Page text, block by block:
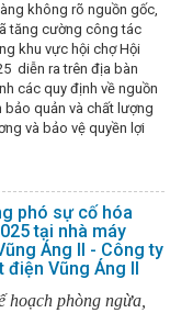
về phát triển công
bị hiện đại
Bộ
lực (sửa đổi)
triển khai Nghị
tại Hội nghị kết nối
với doanh nghiệp
ứng phó với mưa
lý rủi ro trong khai
thủ tục hành chính,
AI đã “rất thật” ở
vốn đầu tư hơn 200
trương chuyên trang
nâng cao chất
sở hữu một Sổ sức
không rõ nguồn gốc,
tăng cường công tác
khu vực hội chợ Hội
diễn ra trên địa bàn
các quy định về nguồn
bảo quản và chất lượng
và bảo vệ quyền lợi
phó sự cố hóa
tại nhà máy
Áng II - Công ty
điện Vũng Áng II
hoạch phòng ngừa,